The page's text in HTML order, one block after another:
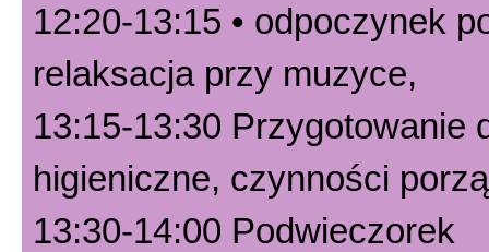
12:20-13:15 • odpoczynek
relaksacja przy muzyce,
13:15-13:30 Przygotowanie
higieniczne, czynności
13:30-14:00 Podwieczorek